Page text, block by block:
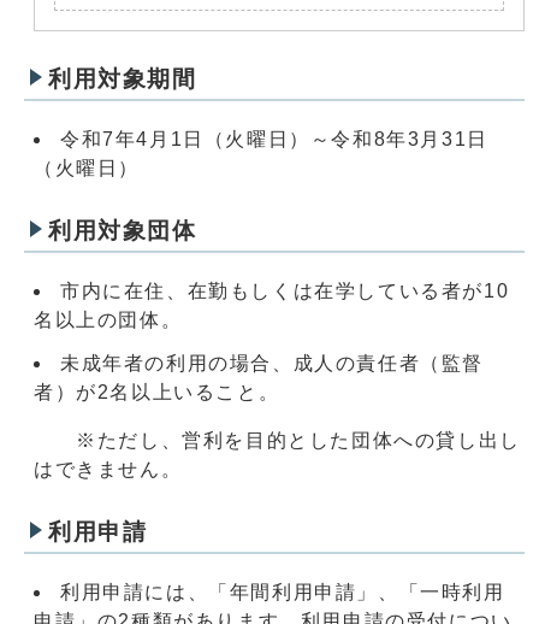
利用対象期間
令和7年4月1日（火曜日）～令和8年3月31日
（火曜日）
利用対象団体
市内に在住、在勤もしくは在学している者が10
名以上の団体。
未成年者の利用の場合、成人の責任者（監督
者）が2名以上いること。
※ただし、営利を目的とした団体への貸し出し
はできません。
利用申請
利用申請には、「年間利用申請」、「一時利用